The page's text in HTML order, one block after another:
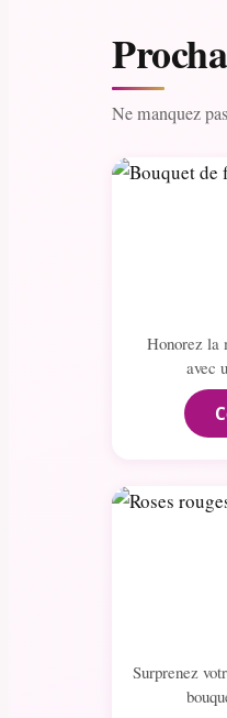
Ne manquez
Honorez la
avec
Surprenez